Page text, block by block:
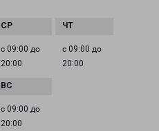
с 09:00 до
20:00
с 09:00 до
20:00
с 09:00 до
20:00